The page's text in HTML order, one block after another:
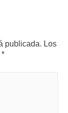
publicada. Los
*